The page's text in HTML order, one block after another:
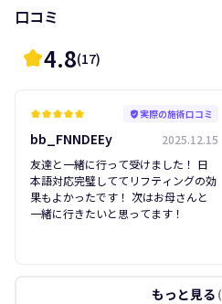
口コミ
kid_star4.8(17)
kid_starkid_starkid_starkid_starkid_star verified_user実際の施術口コミ
bb_FNNDEEy
2025.12.15
友達と一緒に行って受けました！ 日
本語対応完璧しててリフティングの効
果もよかったです！ 次はお母さんと
一緒に行きたいと思ってます！
もっと見る (